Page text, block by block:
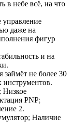
в небе всё, на что
управление
даже на
фигур
и на
займёт не более 30
инструментов.
Низкое
PNP;
2.
Наличие